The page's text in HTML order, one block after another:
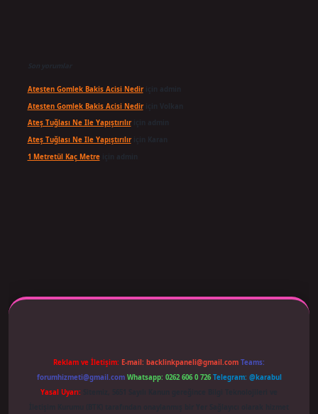
Son yorumlar
Atesten Gomlek Bakis Acisi Nediriçin
Atesten Gomlek Bakis Acisi Nediriçin
Ateş Tuğlası Ne Ile Yapıştırılıriçin
Ateş Tuğlası Ne Ile Yapıştırılıriçin
1 Metretül Kaç Metreiçin
Reklam ve İletişim: E-mail: backlinkpaneli@gmail.com Teams:
forumhizmeti@gmail.com Whatsapp: 0262 606 0 726 Telegram: @karabul
Yasal Uyarı: